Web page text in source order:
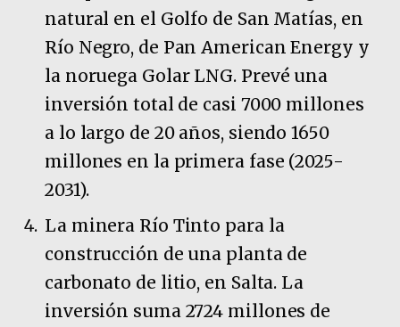
natural en el Golfo de San Matías, en
Río Negro, de Pan American Energy y
la noruega Golar LNG. Prevé una
inversión total de casi 7000 millones
a lo largo de 20 años, siendo 1650
millones en la primera fase (2025-
2031).
La minera Río Tinto para la
construcción de una planta de
carbonato de litio, en Salta. La
inversión suma 2724 millones de